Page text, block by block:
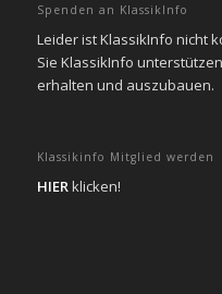
Spenden an KlassikInfo
Leider ist KlassikInfo nicht
Sie KlassikInfo
erhalten und auszubauen.
Klassikinfo Mitglied werden
HIERklicken!